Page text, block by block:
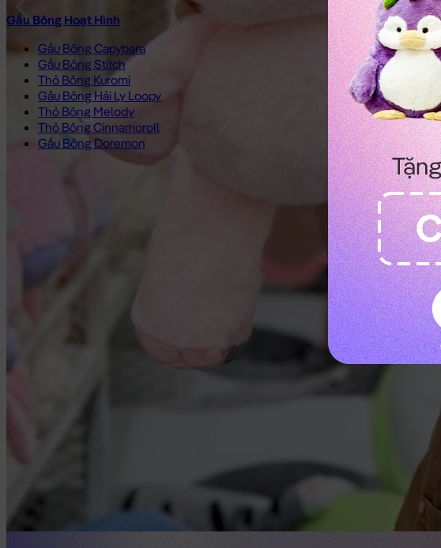
Gấu Bông Hoạt Hình
Gấu Bông Capybara
Gấu Bông Stitch
Thỏ Bông Kuromi
Gấu Bông Hải Ly Loopy
Thỏ Bông Melody
Thỏ Bông Cinnamoroll
Gấu Bông Doremon